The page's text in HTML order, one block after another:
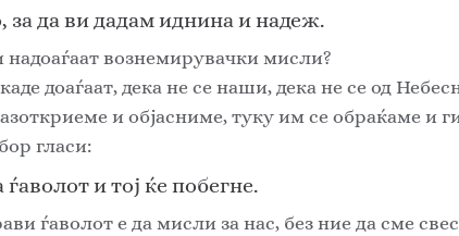
за да ви дадам иднина и надеж.
вознемирувачки мисли?
доаѓаат, дека не се наши, дека не се од
и објасниме, туку им се обраќаме и
гласи:
и тој ќе побегне.
ѓаволот е да мисли за нас, без ние да сме